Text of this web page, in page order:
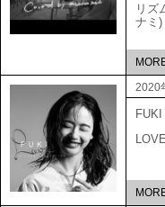
リズ
ナミ)
2020
FUKI
LOVE